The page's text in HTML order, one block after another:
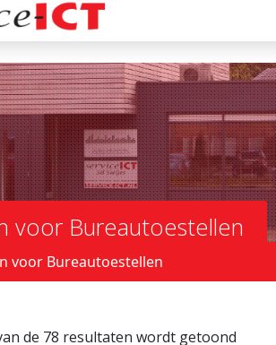
voor Bureautoestellen
voor Bureautoestellen
de 78 resultaten wordt getoond